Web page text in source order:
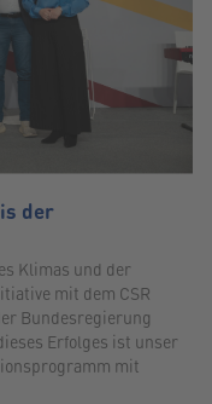
der
Klimas und der
mit dem CSR
Bundesregierung
Erfolges ist unser
mit